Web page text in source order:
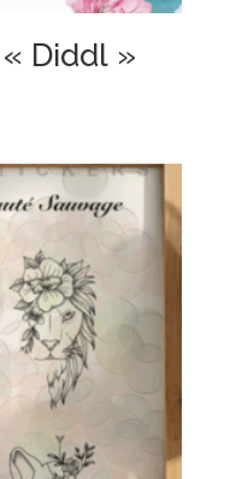
Diddl »